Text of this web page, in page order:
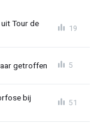
Tour de
19
getroffen 5
bij
51